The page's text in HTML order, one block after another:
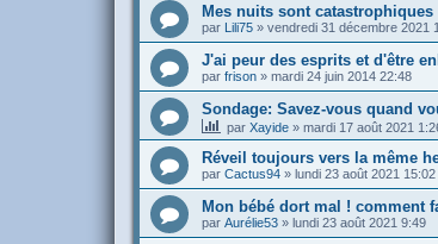
Mes nuits sont
par Lili75 » vendredi 31 décembre 2021
J'ai peur des esprits et d'être
par frison » mardi 24 juin 2014 22:48
Sondage: Savez-vous quand
par Xayide » mardi 17 août 2021
Réveil toujours vers la même
par Cactus94 » lundi 23 août 2021 15:02
Mon bébé dort mal ! comment
par Aurélie53 » lundi 23 août 2021 9:49